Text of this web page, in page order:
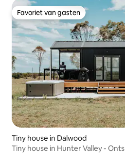
Favoriet van gasten
Favoriet van gasten
Tiny house in Dalwood
Tiny house in Hunter Valley -